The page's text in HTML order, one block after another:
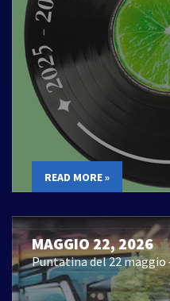
READ MORE »
MAGGIO 22, 2026
Puntatina del 22 maggio